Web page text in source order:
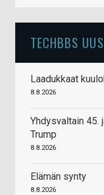
TECHBBS
Laadukkaat
8.8.2026
Yhdysvaltain 45.
Trump
8.8.2026
Elämän synty
8.8.2026